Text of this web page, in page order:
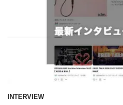
INTERVIEW